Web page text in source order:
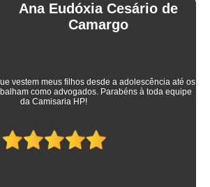
Ana Eudóxia Cesário de
Camargo
vestem meus filhos desde a adolescência até os
como advogados. Parabéns à toda equipe
da Camisaria HP!